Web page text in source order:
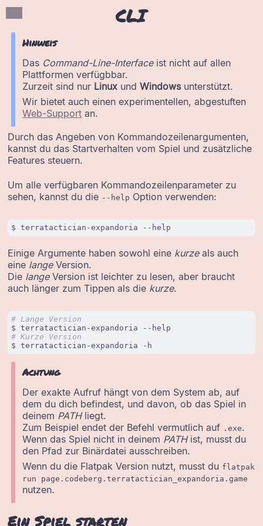
CLI
Hinweis
Das Command-Line-Interfaceist nicht auf allen
Plattformen verfügbbar.
Zurzeit sind nur Linux undWindowsunterstützt.
Wir bietet auch einen experimentellen, abgestuften
Web-Support an.
Durch das Angeben von Kommandozeilenargumenten,
kannst du das Startverhalten vom Spiel und zusätzliche
Features steuern.
Um alle verfügbaren Kommandozeilenparameter zu
sehen, kannst du die --help Option verwenden:
Einige Argumente haben sowohl eine kurzeals auch
eine langeVersion.
Die langeVersion ist leichter zu lesen, aber braucht
auch länger zum Tippen als die kurze.
# Lange Version
# Kurze Version
Achtung
Der exakte Aufruf hängt von dem System ab, auf
dem du dich befindest, und davon, ob das Spiel in
deinem PATHliegt.
Zum Beispiel endet der Befehl vermutlich auf .exe.
Wenn das Spiel nicht in deinem PATHist, musst du
den Pfad zur Binärdatei ausschreiben.
Wenn du die Flatpak Version nutzt, musst du flatpak
run page.codeberg.terratactician_expandoria.game
nutzen.
Ein Spiel starten